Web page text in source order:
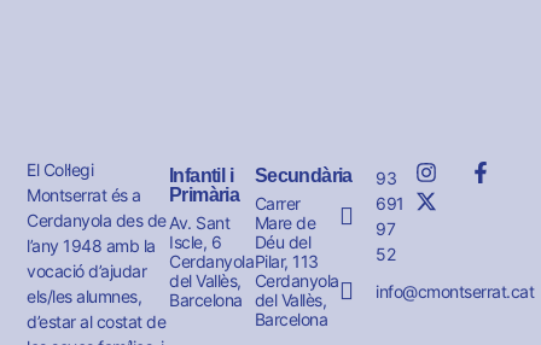
El Col·legi
Montserrat és a
Cerdanyola des de
l’any 1948 amb la
vocació d’ajudar
els/les alumnes,
d’estar al costat de
Infantil i
Primària
Av. Sant
Iscle, 6
Cerdanyola
del Vallès,
Barcelona
Secundària
Carrer
Mare de
Déu del
Pilar, 113
Cerdanyola
del Vallès,
Barcelona
93
691
97
52
info@cmontserrat.cat